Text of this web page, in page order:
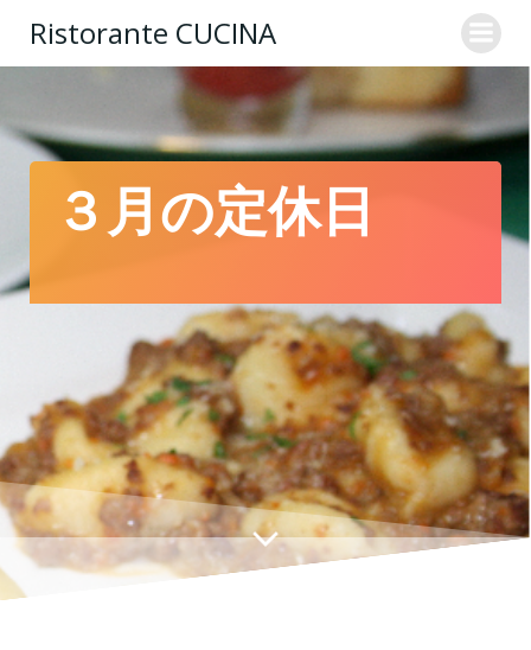
ン
テ
ン
ツ
へ
ス
キ
ッ
Ristorante CUCINA
３月の定休日